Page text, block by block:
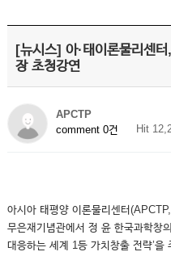
[뉴시스] 아·태이론물리센
장 초청강연
APCTP
comment 0건
Hit
아시아 태평양 이론물리센터
무은재기념관에서 정 윤 한국과학창
대응하는 세계 1등 가치창출 전략’